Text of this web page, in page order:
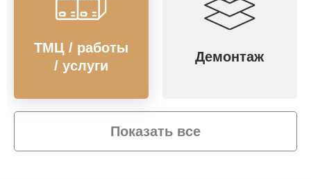
ТМЦ / работы
/ услуги
Демонтаж
Показать все